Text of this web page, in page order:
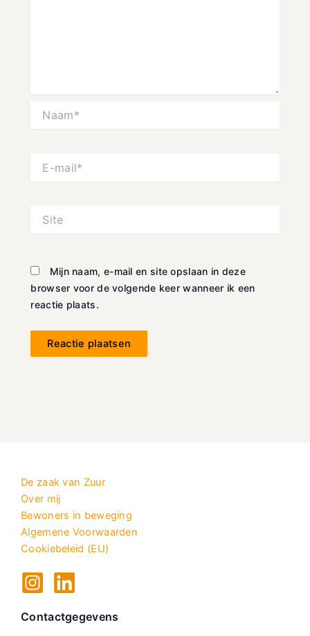
mail*
Mijn naam, e-mail en site opslaan in deze
browser voor de volgende keer wanneer ik een
reactie plaats.
De zaak van Zuur
Over mij
Bewoners in beweging
Algemene Voorwaarden
Cookiebeleid (EU)
Contactgegevens